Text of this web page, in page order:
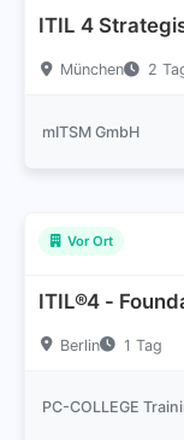
ITIL 4
München 2
mITSM GmbH
Vor Ort
ITIL®4 -
Berlin 1 Tag
PC-COLLEGE